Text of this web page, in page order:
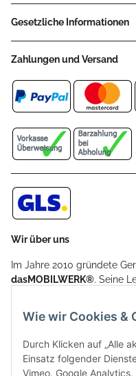
Gesetzliche Informationen
Zahlungen und Versand
Wir über uns
Im Jahre 2010 gründete
dasMOBILWERK®. Seine
ein Car Cover anzubieten -
Aufgrund der vielen
weitere Produkte, wie
Seine Reifenschoner
sind mit hochwertigen
Wie wir Cookies &
Durch Klicken auf „Alle
Einsatz folgender
Vimeo, Google